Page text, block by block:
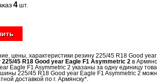
4 шт.
цены, характеристики резину 225/45 R18 Good
225/45 R18 Good year Eagle F1 Asymmetric 2 в
Eagle F1 Asymmetric 2 указаны за одну единицу
шины 225/45 R18 Good year Eagle F1 Asymmetric 2
доставкой по г. Армянску*.